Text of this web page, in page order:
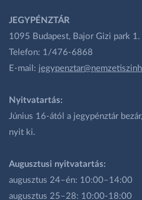
JEGYPÉNZTÁR
1095 Budapest, Bajor Gizi park 1.
Telefon: 1/476-6868
E-mail:
Nyitvatartás:
Június 16-ától a jegypénztár
nyit ki.
Augusztusi nyitvatartás:
augusztus 24–én: 10:00–14:00
augusztus 25–28: 10:00-18:00